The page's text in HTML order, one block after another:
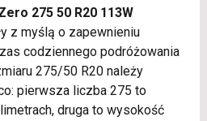
275 50 R20 113W
z myślą o zapewnieniu
codziennego podróżowania
275/50 R20 należy
pierwsza liczba 275 to
druga to wysokość